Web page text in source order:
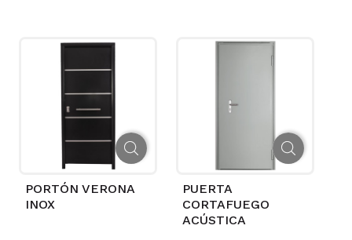
PORTÓN VERONA
INOX
PUERTA
CORTAFUEGO
ACÚSTICA